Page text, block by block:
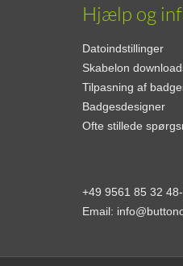
Hjælp og
Datoindstillinger
Skabelon
Tilpasning af
Badgesdesigner
Ofte stillede
+49 9561 85 32
Email: